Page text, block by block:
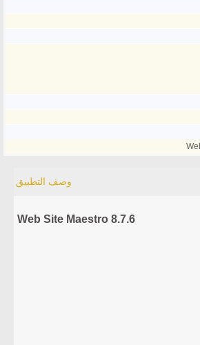
وصف التطبيق
Web Site Maestro 8.7.6